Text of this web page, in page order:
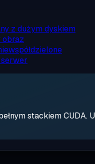
z dużym dyskiem
obraz
stackiem CUDA.